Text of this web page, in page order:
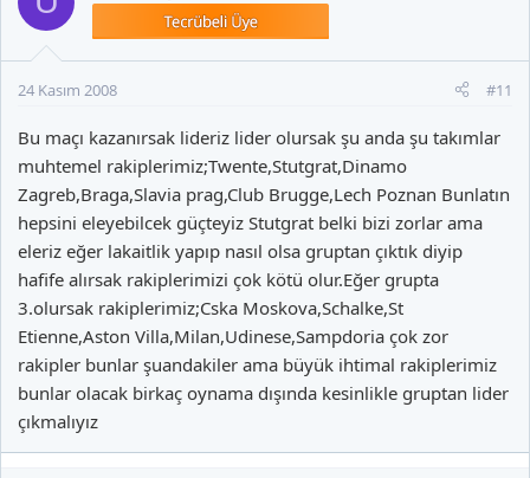
24 Kasım 2008 #11
Bu maçı kazanırsak lideriz lider olursak şu anda şu takımlar
muhtemel rakiplerimiz;Twente,Stutgrat,Dinamo
Zagreb,Braga,Slavia prag,Club Brugge,Lech Poznan Bunlatın
hepsini eleyebilcek güçteyiz Stutgrat belki bizi zorlar ama
eleriz eğer lakaitlik yapıp nasıl olsa gruptan çıktık diyip
hafife alırsak rakiplerimizi çok kötü olur.Eğer grupta
3.olursak rakiplerimiz;Cska Moskova,Schalke,St
Etienne,Aston Villa,Milan,Udinese,Sampdoria çok zor
rakipler bunlar şuandakiler ama büyük ihtimal rakiplerimiz
bunlar olacak birkaç oynama dışında kesinlikle gruptan lider
çıkmalıyız